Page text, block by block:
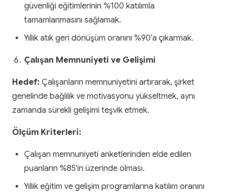
güvenliği eğitimlerinin %100 katılımla
tamamlanmasını sağlamak.
Yıllık atık geri dönüşüm oranını %90’a çıkarmak.
Çalışan Memnuniyeti ve Gelişimi
Hedef: Çalışanların memnuniyetini artırarak, şirket
genelinde bağlılık ve motivasyonu yükseltmek, aynı
zamanda sürekli gelişimi teşvik etmek.
Ölçüm Kriterleri:
Çalışan memnuniyeti anketlerinden elde edilen
puanların %85'in üzerinde olması.
Yıllık eğitim ve gelişim programlarına katılım oranını